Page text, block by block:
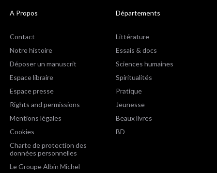
A Propos
Contact
Notre histoire
Déposer un manuscrit
Espace libraire
Espace presse
Rights and permissions
Mentions légales
Cookies
Charte de protection des
données personnelles
Le Groupe Albin Michel
Départements
Littérature
Essais & docs
Sciences humaines
Spiritualités
Pratique
Jeunesse
Beaux livres
BD